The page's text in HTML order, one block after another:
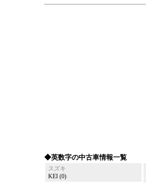
◆英数字の中古車情報一覧
スズキ
KEI (0)